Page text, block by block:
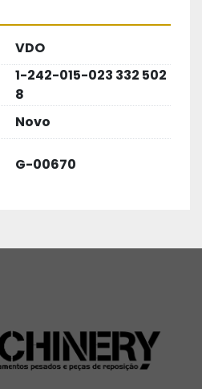
VDO
1-242-015-023 332 502
8
Novo
G-00670